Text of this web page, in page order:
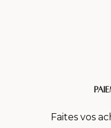
Faites vos